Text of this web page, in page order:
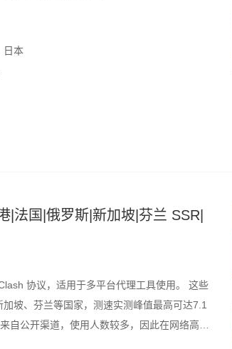
日本
|法国|俄罗斯|新加坡|芬兰 SSR|
协议，适用于多平台代理工具使用。 这些
坡、芬兰等国家，测速实测峰值最高可达7.1
自公开渠道，使用人数较多，因此在网络高峰